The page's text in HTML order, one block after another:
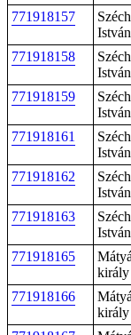
771918157
771918158
771918159
771918161
771918162
771918163
771918165
király
771918166
király